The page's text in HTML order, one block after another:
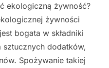
ekologiczną żywność?
żywności
bogata w składniki
dodatków,
Spożywanie takiej